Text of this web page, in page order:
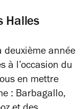
Halles
deuxième année
à l’occasion du
en mettre
: Barbagallo,